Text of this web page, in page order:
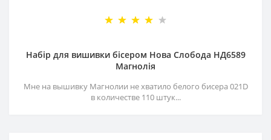
Набір для вишивки бісером Нова Слобода НД6589
Магнолія
Мне на вышивку Магнолии не хватило белого бисера 021D
в количестве 110 штук...